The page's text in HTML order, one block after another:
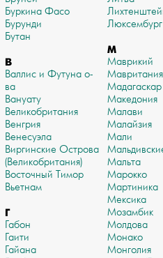
Буркина Фасо
Бурунди
Бутан
В
Валлис и Футуна о-
ва
Вануату
Великобритания
Венгрия
Венесуэла
Виргинские Острова
(Великобритания)
Восточный Тимор
Вьетнам
Г
Габон
Гаити
Гайана
Люксембург
М
Маврикий
Мавритания
Мадагаскар
Македония
Малави
Малайзия
Мали
Мальта
Марокко
Мартиника
Мексика
Мозамбик
Молдова
Монако
Монголия